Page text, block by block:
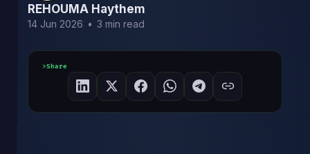
REHOUMA Haythem
14 Jun 2026 • 3 min read
Share